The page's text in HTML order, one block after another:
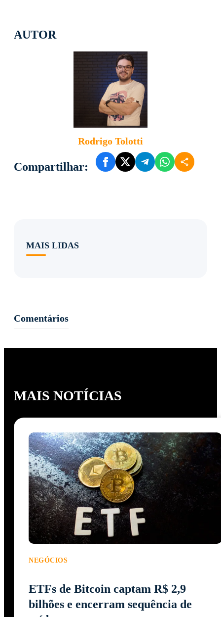
AUTOR
Rodrigo Tolotti
Compartilhar:
MAIS LIDAS
Comentários
MAIS NOTÍCIAS
NEGÓCIOS
ETFs de Bitcoin captam R$ 2,9
bilhões e encerram sequência de